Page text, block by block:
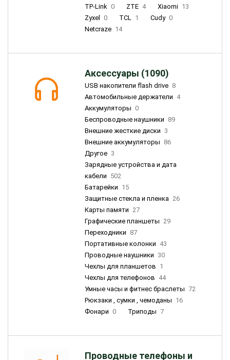
TP-Link 0 ZTE 4 Xiaomi 13
Zyxel
0 TCL 1 Cudy 0
Netcraze 14
Аксессуары (1090)
USB накопители flash drive 8
Автомобильные держатели 4
Аккумуляторы 0
Беспроводные наушники 89
Внешние жесткие диски 3
Внешние аккумуляторы 86
Другое 3
Зарядные устройства и дата
кабели 502
Батарейки 15
Защитные стекла и пленка 26
Карты памяти 27
Графические планшеты 29
Переходники 87
Портативные колонки 43
Проводные наушники 30
Чехлы для планшетов 1
Чехлы для телефонов 44
Умные часы и фитнес браслеты 72
Рюкзаки , сумки , чемоданы 16
Фонари 0 Триподы 7
Проводные телефоны и